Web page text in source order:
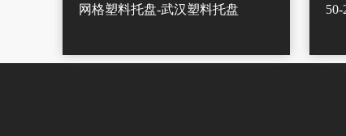
网格塑料托盘-武汉塑料托盘